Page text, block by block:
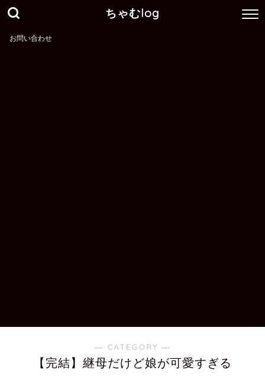
ちゃむlog
お問い合わせ
― CATEGORY ―
【完結】継母だけど娘が可愛すぎる